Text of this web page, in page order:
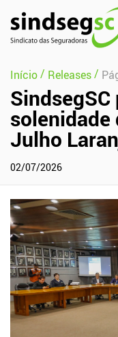
Pular Navegação (s)
Início/ Releases/
solenidade
Julho
02/07/2026